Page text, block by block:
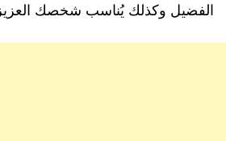
الفضيل وكذلك يُناسب شخصك